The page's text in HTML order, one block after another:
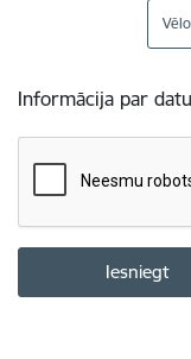
Informācija par